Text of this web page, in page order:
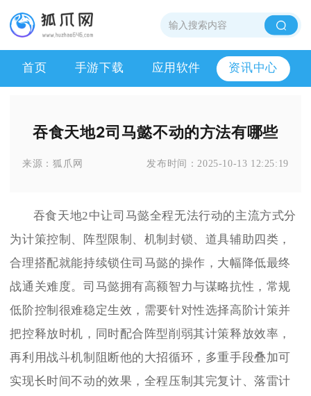
首页 手游下载 应用软件 资讯中心
吞食天地2司马懿不动的方法有哪些
来源：狐爪网 发布时间：2025-10-13 12:25:19
吞食天地2中让司马懿全程无法行动的主流方式分
为计策控制、阵型限制、机制封锁、道具辅助四类，
合理搭配就能持续锁住司马懿的操作，大幅降低最终
战通关难度。司马懿拥有高额智力与谋略抗性，常规
低阶控制很难稳定生效，需要针对性选择高阶计策并
把控释放时机，同时配合阵型削弱其计策释放效率，
再利用战斗机制阻断他的大招循环，多重手段叠加可
实现长时间不动的效果，全程压制其完复计、落雷计